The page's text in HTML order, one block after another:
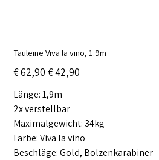
Tauleine Viva la vino, 1.9m
Ursprünglicher
Preis
€ 62,90 Angebotspreis
€ 42,90
Länge: 1,9m
2x verstellbar
Maximalgewicht: 34kg
Farbe: Viva la vino
Beschläge: Gold, Bolzenkarabiner